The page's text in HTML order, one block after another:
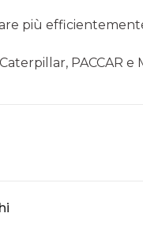
più
PACCAR e